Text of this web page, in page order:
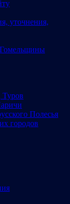
уточнения,
Гомельщины
Туров
Полесья
городов